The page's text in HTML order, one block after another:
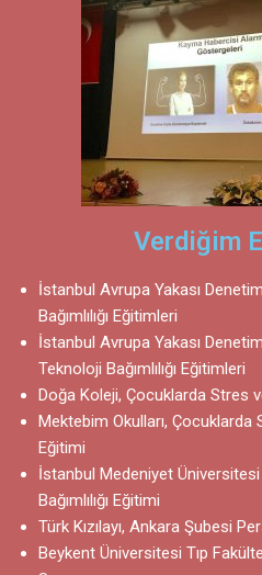
Verdiğim
İstanbul Avrupa Yakası
Bağımlılığı Eğitimleri
İstanbul Avrupa Yakası
Teknoloji Bağımlılığı Eğitimleri
Doğa Koleji, Çocuklarda Stres
Mektebim Okulları, Çocuklarda
Eğitimi
İstanbul Medeniyet Üniversitesi
Bağımlılığı Eğitimi
Türk Kızılayı, Ankara Şubesi
Beykent Üniversitesi Tıp